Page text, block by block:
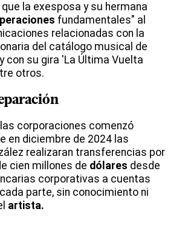
la exesposa y su hermana
fundamentales" al
relacionadas con la
del catálogo musical de
y con su gira 'La Última Vuelta
otros.
corporaciones comenzó
en diciembre de 2024 las
realizaran transferencias por
cien millones de dólares desde
corporativas a cuentas
parte, sin conocimiento ni
artista.